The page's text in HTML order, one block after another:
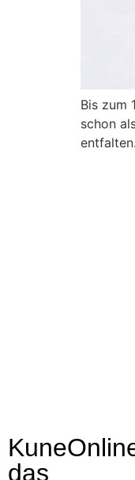
Bis zum
schon
entfalten.
das